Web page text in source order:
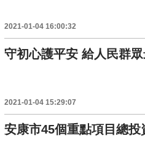
2021-01-04 16:00:32
守初心護平安 給人民群
2021-01-04 15:29:07
安康市45個重點項目總投